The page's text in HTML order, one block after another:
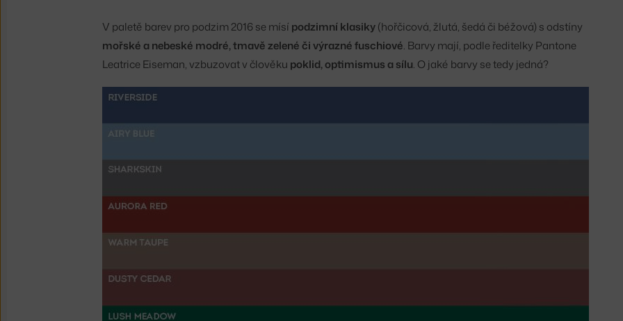
V paletě barev pro podzim 2016 se mísí podzimní klasiky(hořčicová, žlutá, šedá či béžová) s odstíny
mořské a nebeské modré, tmavě zelené či výrazné fuschiové. Barvy mají, podle ředitelky Pantone
Leatrice Eiseman, vzbuzovat v člověku poklid, optimismus a sílu. O jaké barvy se tedy jedná?